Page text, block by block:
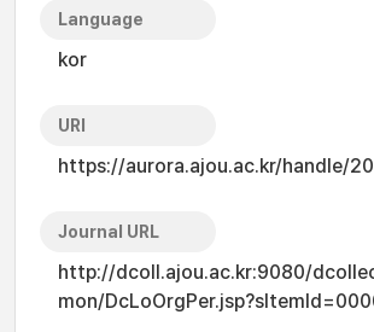
Language
kor
URI
https://aurora.ajou.ac.kr/handle/
Journal URL
http://dcoll.ajou.ac.kr:9080/
mon/